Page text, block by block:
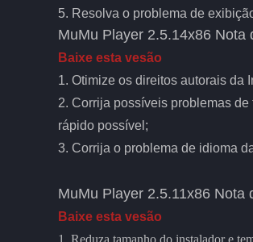
5. Resolva o problema de
MuMu Player 2.5.14x86 Nota
Baixe esta vesão
1. Otimize os direitos autorais da
2. Corrija possíveis problemas
rápido possível;
3. Corrija o problema de idioma
MuMu Player 2.5.11x86 Nota
Baixe esta vesão
1. Reduza tamanho do instalador e